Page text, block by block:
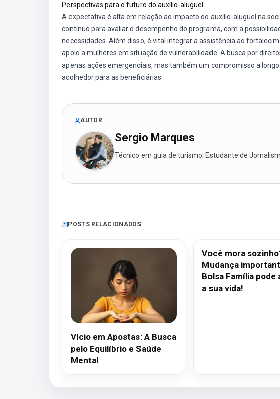
Perspectivas para o futuro do auxílio-aluguel
A expectativa é alta em relação ao impacto do auxílio-aluguel na
contínuo para avaliar o desempenho do programa, com a
necessidades. Além disso, é vital integrar a assistência ao
apoio a mulheres em situação de vulnerabilidade. A busca por
apenas ações emergenciais, mas também um compromisso a
acolhedor para as beneficiárias.
AUTOR
Sergio Marques
Técnico em guia de turismo; Estudante de
POSTS RELACIONADOS
Vício em Apostas: A Busca
pelo Equilíbrio e Saúde
Mental
Você mora
Mudança
Bolsa Família pode
a sua vida!